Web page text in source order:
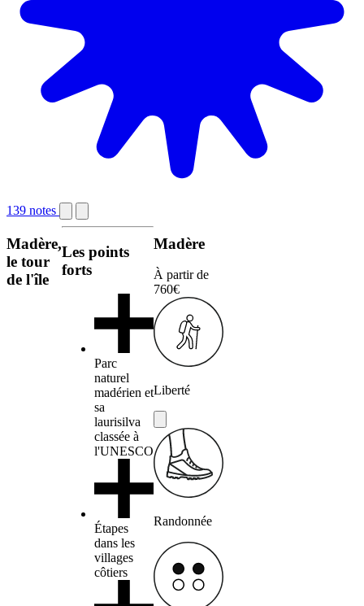
139 notes
Madère,
le tour
de l'île
Les points
forts
Parc
naturel
madérien et
sa
laurisilva
classée à
l'UNESCO
Étapes
dans les
villages
côtiers
Madère
À partir de
760€
Liberté
Randonnée